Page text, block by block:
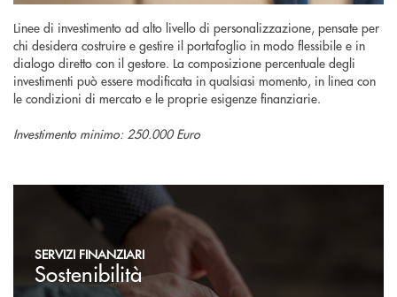
Linee di investimento ad alto livello di personalizzazione, pensate per
chi desidera costruire e gestire il portafoglio in modo flessibile e in
dialogo diretto con il gestore. La composizione percentuale degli
investimenti può essere modificata in qualsiasi momento, in linea con
le condizioni di mercato e le proprie esigenze finanziarie.
Investimento minimo: 250.000 Euro
SERVIZI FINANZIARI
Sostenibilità